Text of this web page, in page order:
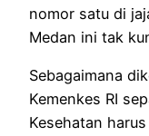
nomor satu di
Medan ini tak
Sebagaimana
Kemenkes RI
Kesehatan